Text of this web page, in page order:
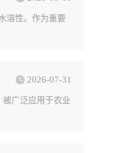
溶性。作为重要
2026-07-31
被广泛应用于农业